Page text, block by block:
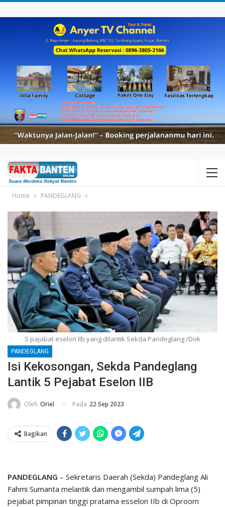
Home PANDEGLANG
5 pajabat eselon IIb yang dilantik Sekda Pandeglang /Dok
PANDEGLANG
Isi Kekosongan, Sekda Pandeglang
Lantik 5 Pejabat Eselon IIB
Oleh Oriel Pada 22 Sep 2023
Bagikan
PANDEGLANG – Sekretaris Daerah (Sekda) Pandeglang Ali
Fahmi Sumanta melantik dan mengambil sumpah lima (5)
pejabat pimpinan tinggi pratama esselon IIb di Oproom